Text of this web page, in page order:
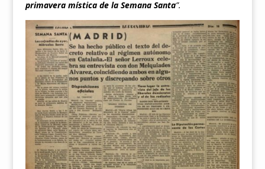
primavera mística de la Semana Santa”.